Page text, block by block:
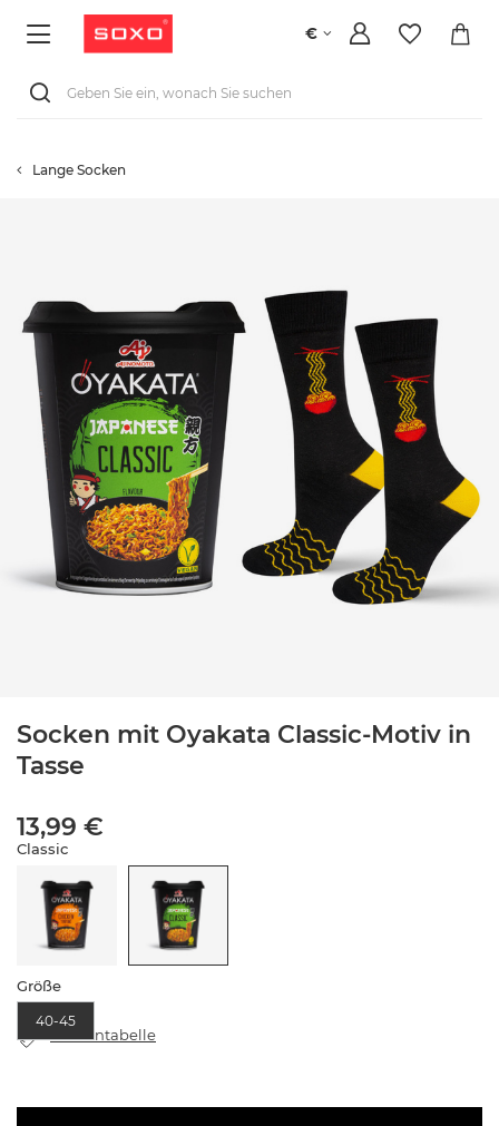
€
Lange Socken
Socken mit Oyakata Classic-Motiv in
Tasse
13,99 €
Classic
Größe
40-45
Größentabelle